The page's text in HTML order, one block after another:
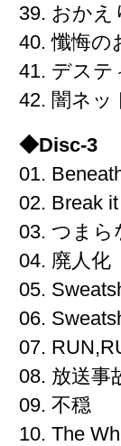
39. おか
40. 懺悔の
41. デステ
42. 闇ネッ
◆Disc-3
01.
02. Break
03. つまら
04. 廃人化
05.
06.
07.
08. 放送事
09. 不穏
10. The